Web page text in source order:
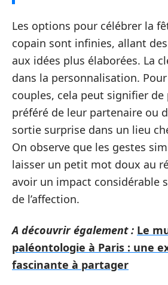
Les options pour célébrer la
copain sont infinies, allant
aux idées plus élaborées. La
dans la personnalisation.
couples, cela peut signifier
préféré de leur partenaire ou
sortie surprise dans un lieu
On observe que les gestes
laisser un petit mot doux au
avoir un impact considérable
de l’affection.
A découvrir également : Le
paléontologie à Paris : une
fascinante à partager